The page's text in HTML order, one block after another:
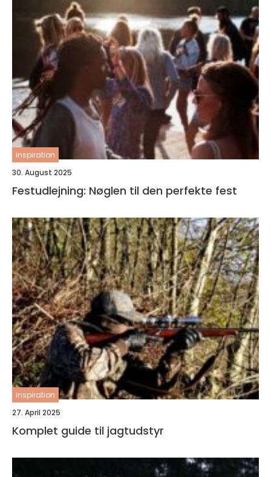
inspiration
30. August 2025
Festudlejning: Nøglen til den perfekte fest
inspiration
27. April 2025
Komplet guide til jagtudstyr